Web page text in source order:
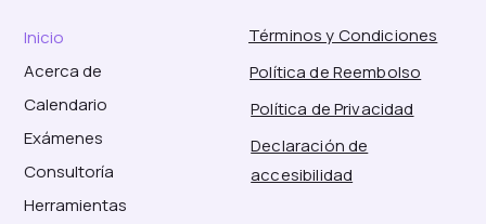
Inicio
Acerca de
Calendario
Exámenes
Consultoría
Herramientas
Términos y Condiciones
Política de Reembolso
Política de Privacidad
Declaración de
accesibilidad